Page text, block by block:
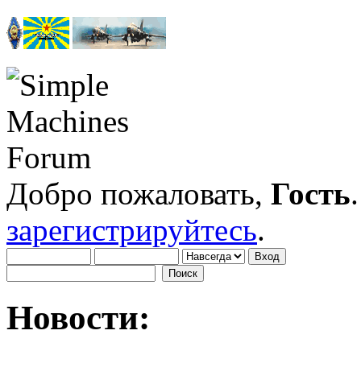
Добро пожаловать, Гость
зарегистрируйтесь.
Новости: